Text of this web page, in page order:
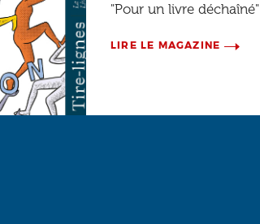
"Pour un livre déchaîné"
LIRE LE MAGAZINE